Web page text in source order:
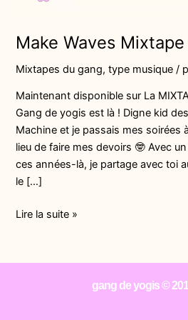
Make Waves
Mixtapes du gang,type musique /
Maintenant disponible sur La
Gang de yogis est là ! Digne kid
Machine et je passais mes soirées
lieu de faire mes devoirs 🤓 Avec
ces années-là, je partage avec toi
le […]
Lire la suite »
gang de yogis©